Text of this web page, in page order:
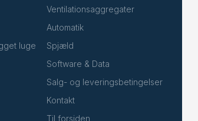
luge
Ventilationsaggregater
Automatik
Spjæld
Software & Data
Salg- og leveringsbetingelser
Kontakt
Til forsiden